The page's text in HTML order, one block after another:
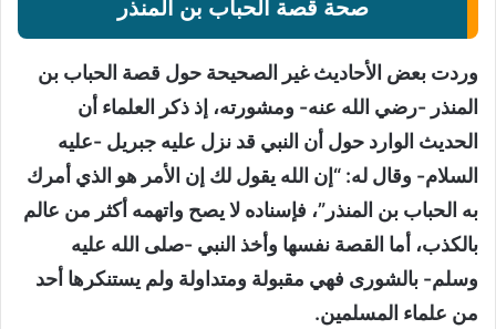
صحة قصة الحباب بن المنذر
وردت بعض الأحاديث غير الصحيحة حول قصة الحباب بن
المنذر -رضي الله عنه- ومشورته، إذ ذكر العلماء أن
الحديث الوارد حول أن النبي قد نزل عليه جبريل -عليه
السلام- وقال له: “إن الله يقول لك إن الأمر هو الذي أمرك
به الحباب بن المنذر”، فإسناده لا يصح واتهمه أكثر من عالم
بالكذب، أما القصة نفسها وأخذ النبي -صلى الله عليه
وسلم- بالشورى فهي مقبولة ومتداولة ولم يستنكرها أحد
من علماء المسلمين.